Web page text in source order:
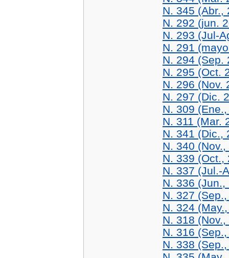
N. 345 (Abr.,
N. 292 (jun.
N. 293 (Jul-
N. 291
N. 294 (Sep.
N. 295 (Oct.
N. 296 (Nov.
N. 297 (Dic.
N. 309
N. 311 (Mar.
N. 341 (Dic.,
N. 340
N. 339 (Oct.,
N. 337 (Jul.-
N. 336 (Jun.,
N. 327
N. 324
N. 318
N. 316
N. 338